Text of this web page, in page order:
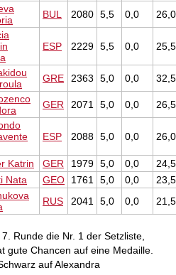
BUL 2080 5,5 0,0 26,0
ESP 2229 5,5 0,0 25,5
GRE 2363 5,0 0,0 32,5
GER 2071 5,0 0,0 26,5
ESP 2088 5,0 0,0 26,0
Katrin GER 1979 5,0 0,0
24,5
Nata GEO 1761 5,0 0,0
23,5
RUS 2041 5,0 0,0 21,5
Runde die Nr. 1 der Setzliste,
gute Chancen auf eine Medaille.
auf Alexandra